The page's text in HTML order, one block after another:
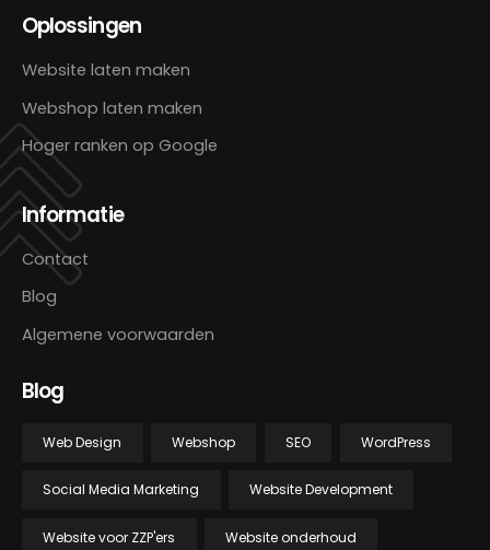
Oplossingen
Website laten maken
Webshop laten maken
Hoger ranken op Google
Informatie
Contact
Blog
Algemene voorwaarden
Blog
Web Design Webshop SEO WordPress
Social Media Marketing Website Development
Website voor ZZP'ers Website onderhoud